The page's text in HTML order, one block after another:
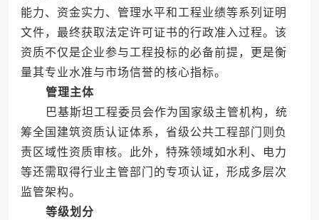
能力、资金实力、管理水平和工程业绩等系列证明
文件，最终获取法定许可证书的行政准入过程。该
资质不仅是企业参与工程投标的必备前提，更是衡
量其专业水准与市场信誉的核心指标。
管理主体
巴基斯坦工程委员会作为国家级主管机构，统
筹全国建筑资质认证体系，省级公共工程部门则负
责区域性资质审核。此外，特殊领域如水利、电力
等还需取得行业主管部门的专项认证，形成多层次
监管架构。
等级划分